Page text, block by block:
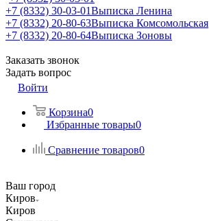
+7 (8332) 30-03-01Выписка Ленина
+7 (8332) 20-80-63Выписка Комсомольская
+7 (8332) 20-80-64Выписка Зоновы
Заказать звонок
Задать вопрос
Войти
Корзина0
Избранные товары0
Сравнение товаров0
Ваш город
Киров
Киров